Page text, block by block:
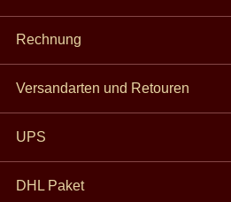
Rechnung
Versandarten und Retouren
UPS
DHL Paket